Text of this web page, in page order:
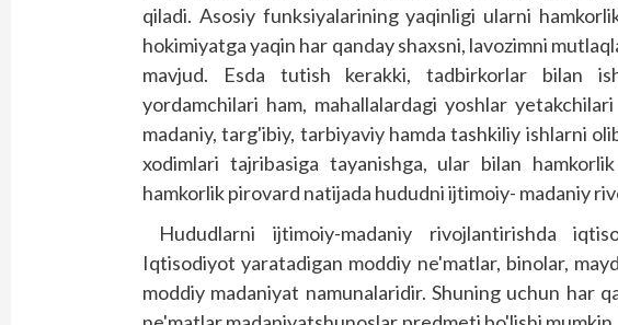
qiladi. Asosiy funk­siyalarining yaqinligi ularni
hokimiyatga yaqin har qanday shaxs­­ni, lavozimni
mavjud. Esda tutish kerakki, tadbirkorlar bilan
yordamchilari ham, mahallalardagi yoshlar
madaniy, targ'ibiy, tarbiyaviy hamda tashkiliy ishlarni
xodimlari tajribasiga tayanishga, ular bilan
hamkorlik pirovard natijada hududni ijtimoiy- madaniy
Hududlarni ijtimoiy-madaniy rivojlantirishda
Iqtisodiyot yaratadigan moddiy ne'matlar, binolar,
moddiy madaniyat namunalaridir. Shuning uchun har